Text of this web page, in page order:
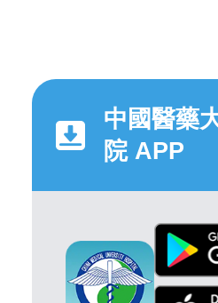
中國醫藥
院 APP